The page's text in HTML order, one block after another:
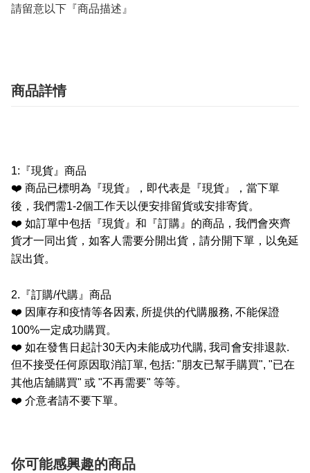
請留意以下『商品描述』
商品詳情
1: 『現貨』商品
❤️ 商品已標明為『現貨』，即代表是『現貨』，當下單
後，我們需1-2個工作天以便安排留貨或安排寄貨。
❤️ 如訂單中包括『現貨』和『訂購』的商品，我們會夾齊
貨才一同出貨，如客人需要分開出貨，請分開下單，以免延
誤出貨。
2. 『訂購/代購』商品
❤️ 因庫存和疫情等各因素, 所提供的代購服務, 不能保證
100%一定成功購買。
❤️ 如在發售日起計30天內未能成功代購, 我司會安排退款.
但不接受任何原因取消訂單, 包括: "朋友已幫手購買", "已在
其他店舖購買" 或 "不再需要" 等等。
❤️ 介意者請不要下單。
你可能感興趣的商品